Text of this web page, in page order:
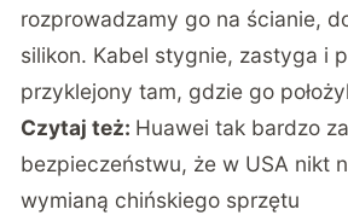
rozprowadzamy go na ścianie,
silikon. Kabel stygnie, zastyga i
przyklejony tam, gdzie go
Czytaj też: Huawei tak bardzo
bezpieczeństwu, że w USA nikt
wymianą chińskiego sprzętu